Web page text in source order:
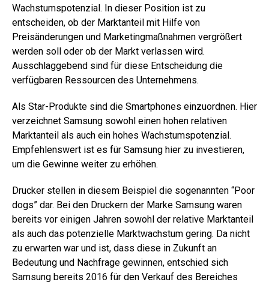
Wachstumspotenzial. In dieser Position ist zu
entscheiden, ob der Marktanteil mit Hilfe von
Preisänderungen und Marketingmaßnahmen vergrößert
werden soll oder ob der Markt verlassen wird.
Ausschlaggebend sind für diese Entscheidung die
verfügbaren Ressourcen des Unternehmens.
Als Star-Produkte sind die Smartphones einzuordnen. Hier
verzeichnet Samsung sowohl einen hohen relativen
Marktanteil als auch ein hohes Wachstumspotenzial.
Empfehlenswert ist es für Samsung hier zu investieren,
um die Gewinne weiter zu erhöhen.
Drucker stellen in diesem Beispiel die sogenannten “Poor
dogs” dar. Bei den Druckern der Marke Samsung waren
bereits vor einigen Jahren sowohl der relative Marktanteil
als auch das potenzielle Marktwachstum gering. Da nicht
zu erwarten war und ist, dass diese in Zukunft an
Bedeutung und Nachfrage gewinnen, entschied sich
Samsung bereits 2016 für den Verkauf des Bereiches